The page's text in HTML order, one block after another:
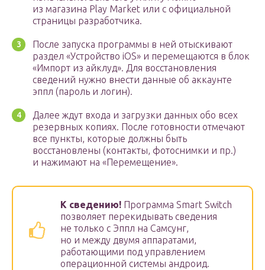
из магазина Play Market или с официальной
страницы разработчика.
После запуска программы в ней отыскивают
раздел «Устройство iOS» и перемещаются в блок
«Импорт из айклуд». Для восстановления
сведений нужно внести данные об аккаунте
эппл (пароль и логин).
Далее ждут входа и загрузки данных обо всех
резервных копиях. После готовности отмечают
все пункты, которые должны быть
восстановлены (контакты, фотоснимки и пр.)
и нажимают на «Перемещение».
К сведению! Программа Smart Switch
позволяет перекидывать сведения
не только с Эппл на Самсунг,
но и между двумя аппаратами,
работающими под управлением
операционной системы андроид.